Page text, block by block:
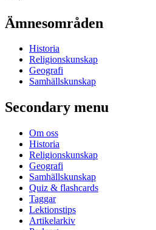
Ämnesområden
Historia
Religionskunskap
Geografi
Samhällskunskap
Secondary menu
Om oss
Historia
Religionskunskap
Geografi
Samhällskunskap
Quiz & flashcards
Taggar
Lektionstips
Artikelarkiv